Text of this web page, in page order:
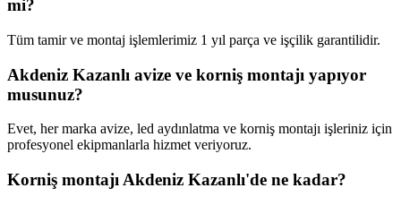
mi?
Tüm tamir ve montaj işlemlerimiz 1 yıl parça ve işçilik garantilidir.
Akdeniz Kazanlı avize ve korniş montajı yapıyor
musunuz?
Evet, her marka avize, led aydınlatma ve korniş montajı işleriniz için
profesyonel ekipmanlarla hizmet veriyoruz.
Korniş montajı Akdeniz Kazanlı'de ne kadar?